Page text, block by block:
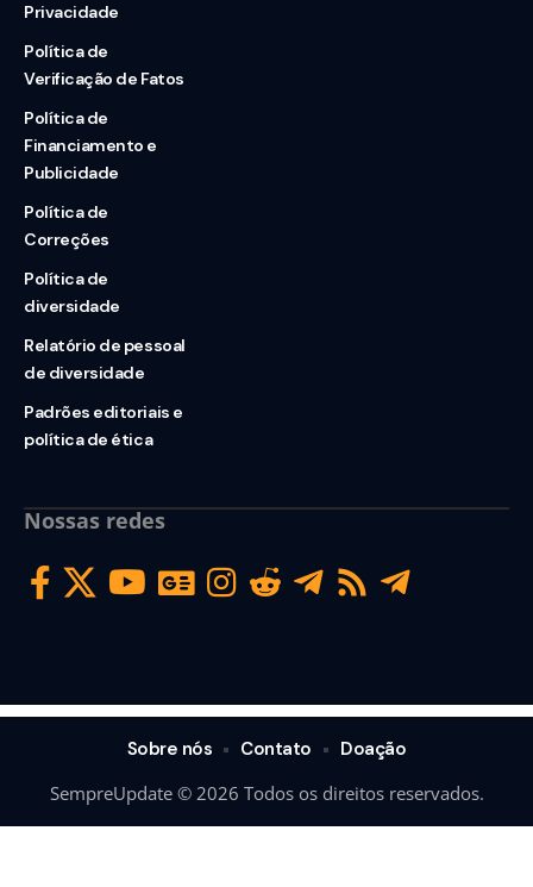
Privacidade
Política de
Verificação de Fatos
Política de
Financiamento e
Publicidade
Política de
Correções
Política de
diversidade
Relatório de pessoal
de diversidade
Padrões editoriais e
política de ética
Nossas redes
SempreUpdate © 2026 Todos os direitos reservados.
Sobre nós Contato Doação